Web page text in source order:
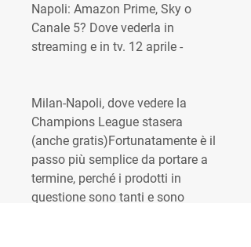
Napoli: Amazon Prime, Sky o
Canale 5? Dove vederla in
streaming e in tv. 12 aprile -
Milan-Napoli, dove vedere la
Champions League stasera
(anche gratis)Fortunatamente è il
passo più semplice da portare a
termine, perché i prodotti in
questione sono tanti e sono